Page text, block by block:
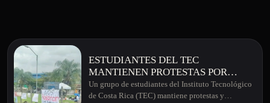
ESTUDIANTES DEL TEC
MANTIENEN PROTESTAS POR
RECORTES EN BECAS
SOCIOECONÓMICAS
Un grupo de estudiantes del Instituto Tecnológico
de Costa Rica (TEC) mantiene protestas y…